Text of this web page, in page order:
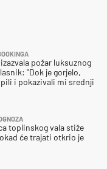
požar luksuznog
"Dok je gorjelo,
i pokazivali mi srednji
toplinskog vala stiže
će trajati otkrio je